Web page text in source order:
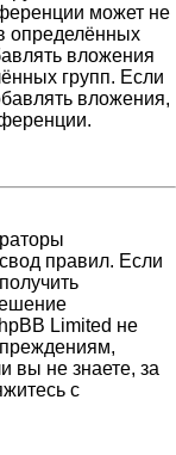
может не
определённых
вложения
групп. Если
вложения,
правил. Если
Limited не
вы не знаете, за
с